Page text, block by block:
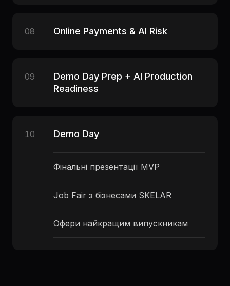
08 Online Payments & AI Risk
09
Demo Day Prep + AI Production
Readiness
10 Demo Day
Фінальні презентації MVP
Job Fair з бізнесами SKELAR
Офери найкращим випускникам